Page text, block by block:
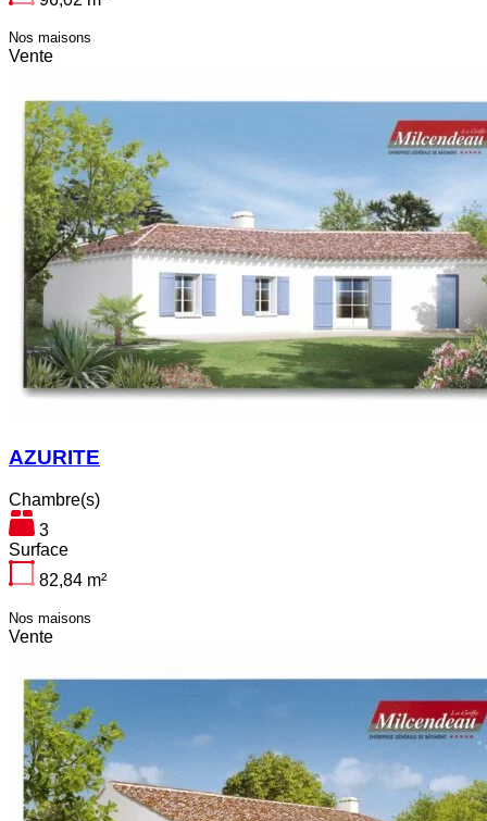
Nos maisons
Vente
AZURITE
Chambre(s)
3
Surface
82,84 m²
Nos maisons
Vente